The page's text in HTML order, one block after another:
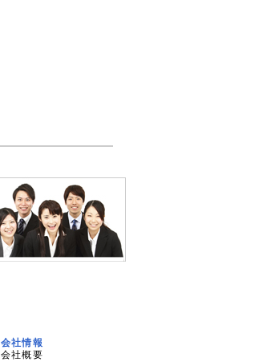
会社情報
会社概要